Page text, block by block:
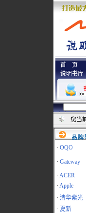
首 页
说明书库
您当
品牌
· OQO
· Gateway
· ACER
· Apple
· 清华紫光
· 夏新